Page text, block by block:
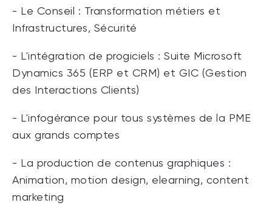
- Le Conseil : Transformation métiers et
Infrastructures, Sécurité
- L'intégration de progiciels : Suite Microsoft
Dynamics 365 (ERP et CRM) et GIC (Gestion
des Interactions Clients)
- L'infogérance pour tous systèmes de la PME
aux grands comptes
- La production de contenus graphiques :
Animation, motion design, elearning, content
marketing